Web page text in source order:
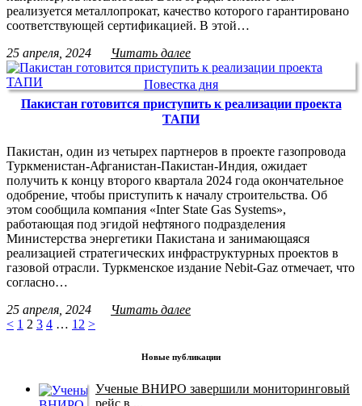
реализуется металлопрокат, качество которого гарантировано
соответствующей сертификацией. В этой…
25 апреля, 2024
Читать далее
Повестка дня
Пакистан готовится приступить к реализации проекта
ТАПИ
Пакистан, один из четырех партнеров в проекте газопровода
Туркменистан-Афганистан-Пакистан-Индия, ожидает
получить к концу второго квартала 2024 года окончательное
одобрение, чтобы приступить к началу строительства. Об
этом сообщила компания «Inter State Gas Systems»,
работающая под эгидой нефтяного подразделения
Министерства энергетики Пакистана и занимающаяся
реализацией стратегических инфраструктурных проектов в
газовой отрасли. Туркменское издание Nebit-Gaz отмечает, что
согласно…
25 апреля, 2024
Читать далее
< 1 2 3 4 … 12 >
Новые публикации
Ученые ВНИРО завершили мониторинговый
рейс в ...